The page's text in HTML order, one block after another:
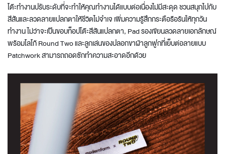
โต๊ะทำงานปรับระดับที่จะทำให้คุณทำงานได้แบบต่อเนื่องไม่มีสะดุด ชวนสนุกไปกับ
สีสันและลวดลายแปลกตาให้ชีวิตไม่จำเจ เพิ่มความรู้สึกกระตือรือร้นให้ทุกวัน
ทำงาน ไม่ว่าจะเป็นขอบท็อปโต๊ะสีสันแปลกตา, Pad รองเขียนลวดลายเอกลักษณ์
พร้อมโลโก้ Round Two และลูกเล่นของปลอกขาผ้าลูกฟูกที่เย็บต่อลายแบบ
Patchwork สามารถถอดซักทำความสะอาดอีกด้วย